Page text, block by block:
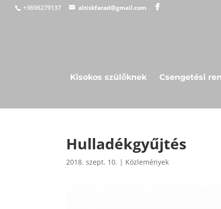
+3696279137 altiskfarad@gmail.com
Kisokos szülőknek Csengetési
Hulladékgyűjtés
2018. szept. 10. | Közlemények